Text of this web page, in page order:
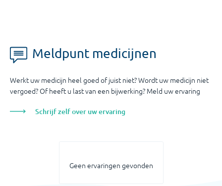
Meldpunt medicijnen
Werkt uw medicijn heel goed of juist niet? Wordt uw medicijn niet
vergoed? Of heeft u last van een bijwerking? Meld uw ervaring
Schrijf zelf over uw ervaring
Geen ervaringen gevonden